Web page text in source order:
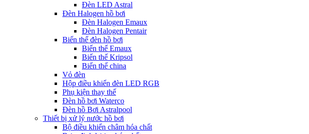
Đèn LED Astral
Đèn Halogen hồ bơi
Đèn Halogen Emaux
Đèn Halogen Pentair
Biến thế đèn hồ bơi
Biến thế Emaux
Biến thế Kripsol
Biến thế china
Vỏ đèn
Hộp điều khiển đèn LED RGB
Phụ kiện thay thế
Đèn hồ bơi Waterco
Đèn hồ Bơi Astralpool
Thiết bị xử lý nước hồ bơi
Bộ điều khiển châm hóa chất